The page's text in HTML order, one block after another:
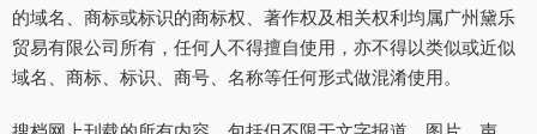
的域名、商标或标识的商标权、著作权及相关权利均属广州黛乐
贸易有限公司所有，任何人不得擅自使用，亦不得以类似或近似
域名、商标、标识、商号、名称等任何形式做混淆使用。